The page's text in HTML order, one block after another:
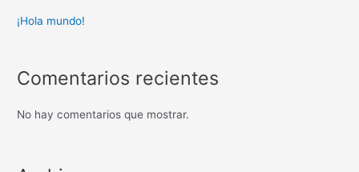
¡Hola mundo!
Comentarios recientes
No hay comentarios que mostrar.